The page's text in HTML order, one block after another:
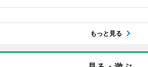
もっと見る